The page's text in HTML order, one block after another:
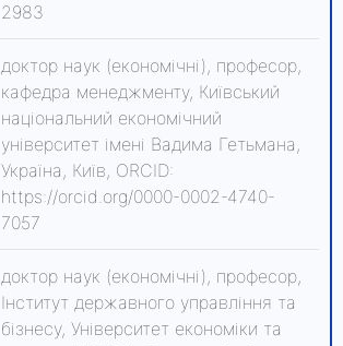
2983
доктор наук (економічні), професор,
кафедра менеджменту, Київський
національний економічний
університет імені Вадима Гетьмана,
Україна, Київ, ORCID:
https://orcid.org/0000-0002-4740-
7057
доктор наук (економічні), професор,
Інститут державного управління та
бізнесу, Університет економіки та